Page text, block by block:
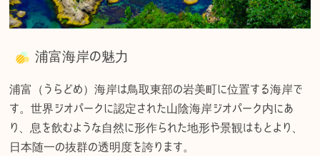
浦富海岸の魅力
浦富（うらどめ）海岸は鳥取東部の岩美町に位置する海岸で
す。世界ジオパークに認定された山陰海岸ジオパーク内にあ
り、息を飲むような自然に形作られた地形や景観はもとより、
日本随一の抜群の透明度を誇ります。